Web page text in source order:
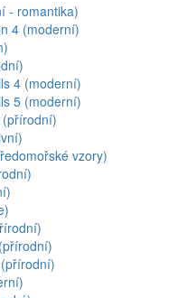
- romantika)
4 (moderní)
4 (moderní)
5 (moderní)
vzory)